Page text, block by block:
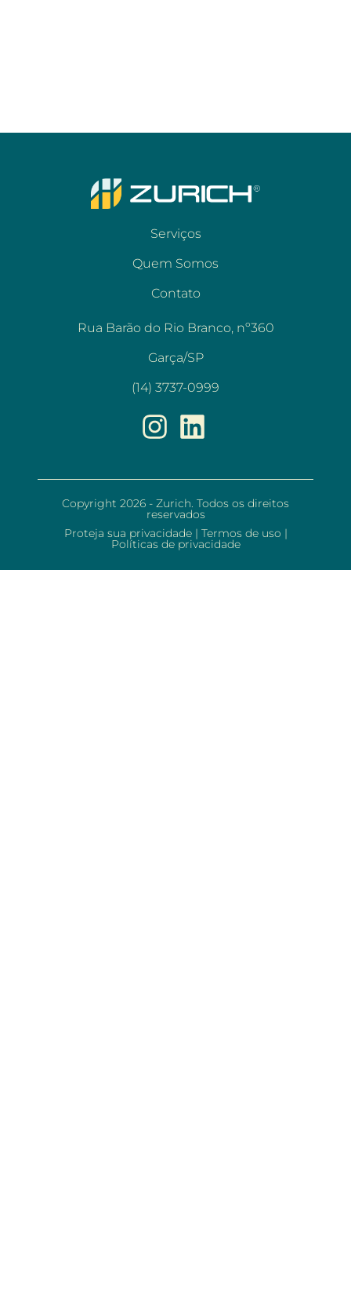
Serviços
Quem Somos
Contato
Rua Barão do Rio Branco, nº360
Garça/SP
(14) 3737-0999
Copyright 2026 - Zurich. Todos os direitos
reservados
Proteja sua privacidade | Termos de uso |
Políticas de privacidade